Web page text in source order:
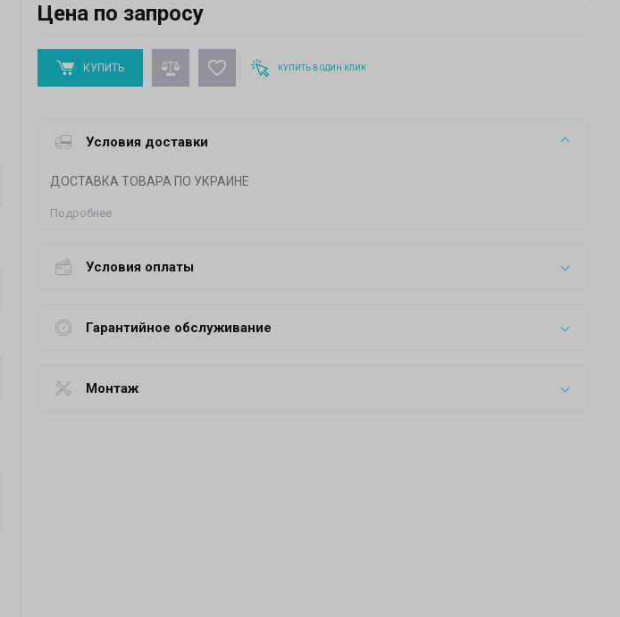
Цена по запросу
КУПИТЬ КУПИТЬ В ОДИН КЛИК
Условия доставки
ДОСТАВКА ТОВАРА ПО УКРАИНЕ
Подробнее
Условия оплаты
Гарантийное обслуживание
Монтаж